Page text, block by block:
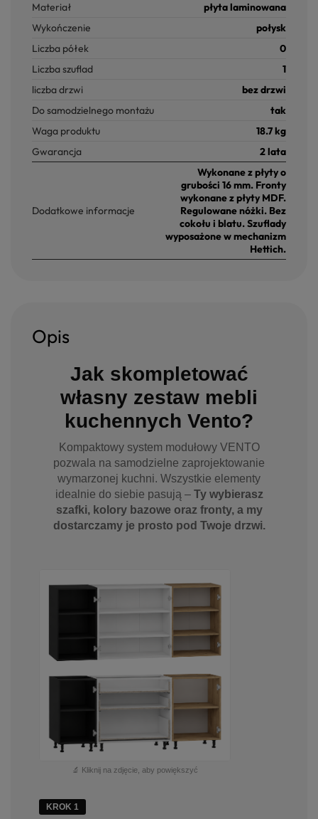
Materiał
płyta laminowana
Wykończenie
połysk
Liczba półek
0
Liczba szuflad
1
liczba drzwi
bez drzwi
Do samodzielnego montażu
tak
Waga produktu
18.7 kg
Gwarancja
2 lata
Dodatkowe informacje
Wykonane z płyty o
grubości 16 mm. Fronty
wykonane z płyty MDF.
Regulowane nóżki. Bez
cokołu i blatu. Szuflady
wyposażone w mechanizm
Hettich.
Opis
Jak skompletować
własny zestaw mebli
kuchennych Vento?
Kompaktowy system modułowy VENTO
pozwala na samodzielne zaprojektowanie
wymarzonej kuchni. Wszystkie elementy
idealnie do siebie pasują – Ty wybierasz
szafki, kolory bazowe oraz fronty, a my
dostarczamy je prosto pod Twoje drzwi.
🔬 Kliknij na zdjęcie, aby powiększyć
KROK 1